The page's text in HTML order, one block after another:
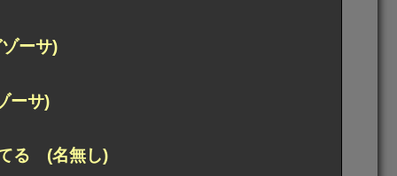
ーサ)
ーサ)
てる (名無し)